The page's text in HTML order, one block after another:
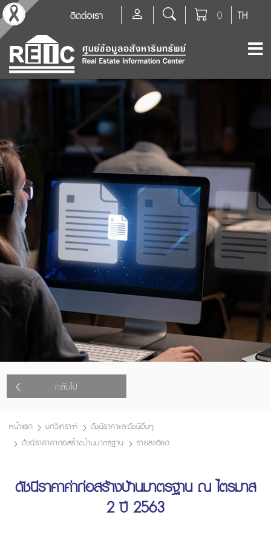
TH
0
ติดต่อเรา
กลับไป
หน้าแรก บทวิเคราะห์
ดัชนีราคาและดัชนีอื่นๆ
ดัชนีราคาค่าก่อสร้างบ้านมาตรฐาน
รายละเอียด
ดัชนีราคาค่าก่อสร้างบ้านมาตรฐาน ณ ไตรมาส
2 ปี 2563